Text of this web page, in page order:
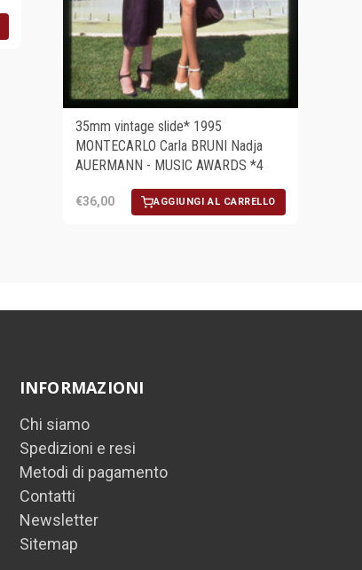
35mm vintage slide* 1995
MONTECARLO Carla BRUNI Nadja
AUERMANN - MUSIC AWARDS *4
€36,00 AGGIUNGI AL CARRELLO
INFORMAZIONI
Chi siamo
Spedizioni e resi
Metodi di pagamento
Contatti
Newsletter
Sitemap